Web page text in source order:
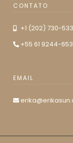
CONTATO
+1 (202) 730-
+55 61 9244-
EMAIL